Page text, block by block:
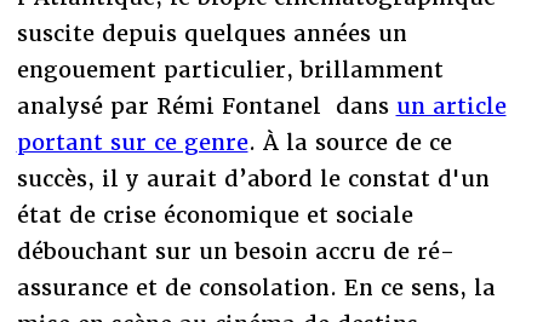
suscite depuis quelques années un
engouement particulier, brillamment
analysé par Rémi Fontanel dans un article
portant sur ce genre. À la source de ce
succès, il y aurait d’abord le constat d'un
état de crise économique et sociale
débouchant sur un besoin accru de ré-
assurance et de consolation. En ce sens, la